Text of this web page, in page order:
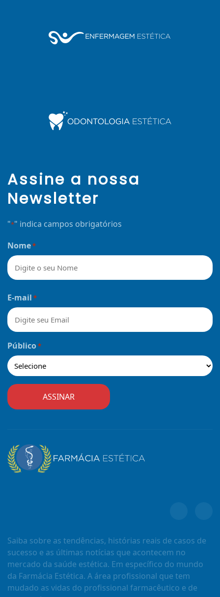
Assine a nossa
Newsletter
"*" indica campos obrigatórios
Nome*
E-mail *
Público*
Saiba sobre as tendências, histórias reais de casos de
sucesso e as últimas notícias que acontecem no
mercado da saúde estética. Em específico do mundo
da Farmácia Estética. A área profissional que tem
mudado as vidas do profissional farmacêutico e de